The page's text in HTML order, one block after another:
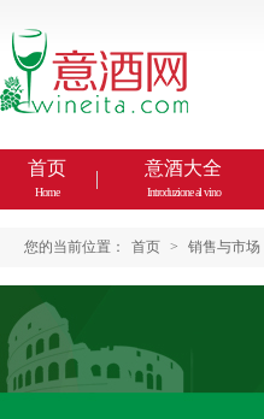
首页
Home
意酒大全
Introduzione al vino
您的当前位置： 首页 > 销售与市场